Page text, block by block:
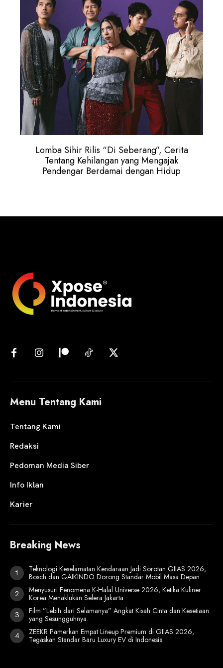
Lomba Sihir Rilis “Di Seberang”, Cerita
Tentang Kehilangan yang Mengajak
Pendengar Berdamai dengan Hidup
Menu Tentang Kami
Tentang Kami
Redaksi
Pedoman Media Siber
Info Iklan
Karier
Breaking News
Teknologi Keselamatan Kendaraan Jadi Sorotan GIIAS 2026,
Bosch dan GAIKINDO Dorong Standar Mobil Masa Depan
Menyusuri Fenomena K-Halal Universe 2026, Ketika Kuliner
Korea Menaklukan Selera Jakarta
Film ”Lebih dari Selamanya” Angkat Kisah Cinta dan Kesetiaan
yang Sesungguhnya.
ZEEKR Pamerkan Empat Lineup Premium di GIIAS 2026,
Tegaskan Standar Baru Luxury EV di Indonesia